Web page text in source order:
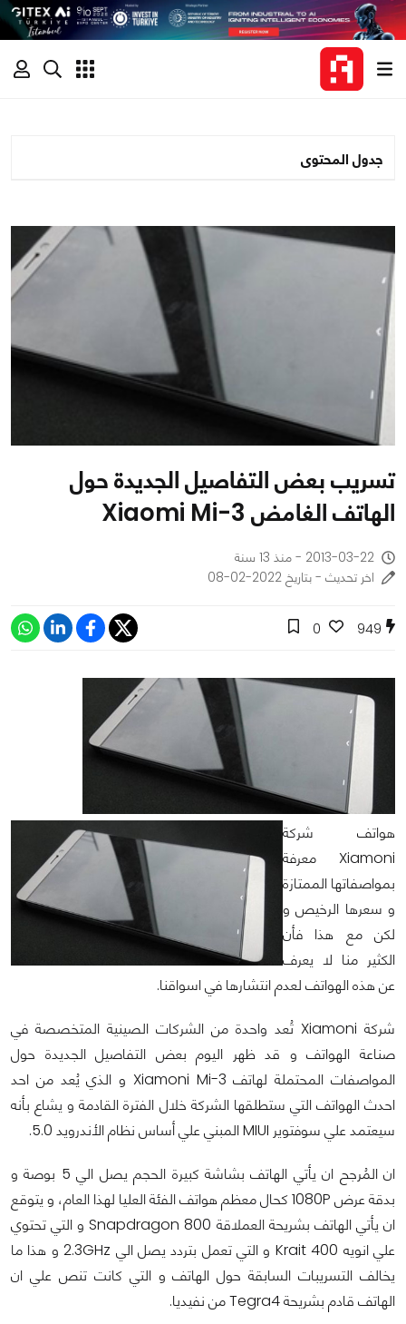
جدول المحتوى
تسريب بعض التفاصيل الجديدة حول
الهاتف الغامض Xiaomi Mi-3
2013-03-22 - منذ 13 سنة
اخر تحديث - بتاريخ 2022-02-08
949
0
هواتف شركة
Xiamoni معرفة
بمواصفاتها الممتازة
و سعرها الرخيص و
لكن مع هذا فأن
الكثير منا لا يعرف
عن هذه الهواتف لعدم انتشارها في اسواقنا.
شركة Xiamoni تُعد واحدة من الشركات الصينية المتخصصة في
صناعة الهواتف و قد ظهر اليوم بعض التفاصيل الجديدة حول
المواصفات المحتملة لهاتف Xiamoni Mi-3 و الذي يُعد من احد
احدث الهواتف التي ستطلقها الشركة خلال الفترة القادمة و يشاع بأنه
سيعتمد علي سوفتوير MIUI المبني علي أساس نظام الأندرويد 5.0.
ان المُرجح ان يأتي الهاتف بشاشة كبيرة الحجم يصل الي 5 بوصة و
بدقة عرض 1080P كحال معظم هواتف الفئة العليا لهذا العام، و يتوقع
ان يأتي الهاتف بشريحة العملاقة Snapdragon 800 و التي تحتوي
علي انويه Krait 400 و التي تعمل بتردد يصل الي 2.3GHz و هذا ما
يخالف التسريبات السابقة حول الهاتف و التي كانت تنص علي ان
الهاتف قادم بشريحة Tegra4 من نفيديا.